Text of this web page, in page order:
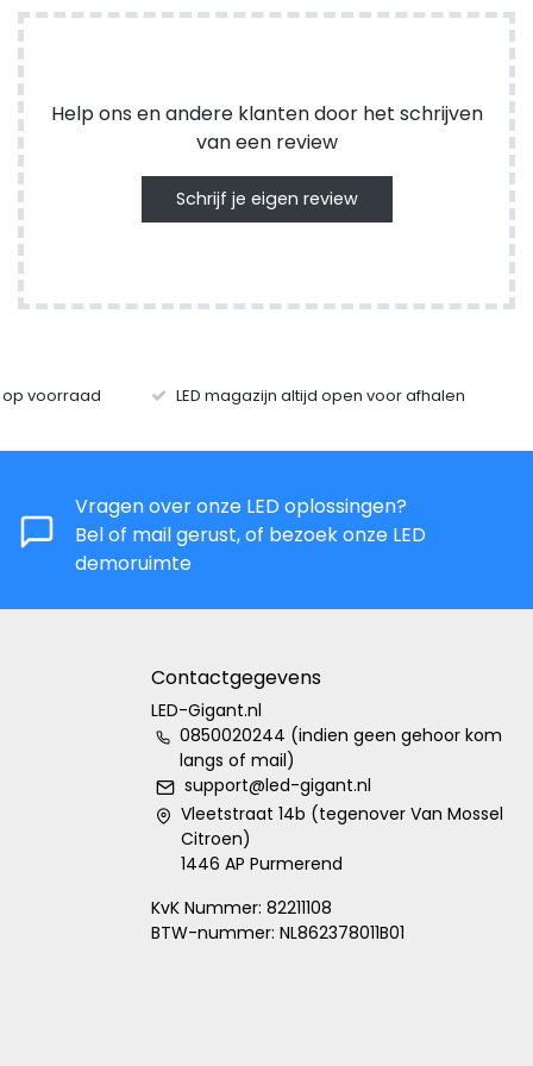
Help ons en andere klanten door het schrijven
van een review
Schrijf je eigen review
op voorraad LED magazijn altijd open voor afhalen
Vragen over onze LED oplossingen?
Bel of mail gerust, of bezoek onze LED
demoruimte
Contactgegevens
LED-Gigant.nl
0850020244 (indien geen gehoor kom
langs of mail)
support@led-gigant.nl
Vleetstraat 14b (tegenover Van Mossel
Citroen)
1446 AP Purmerend
KvK Nummer: 82211108
BTW-nummer: NL862378011B01